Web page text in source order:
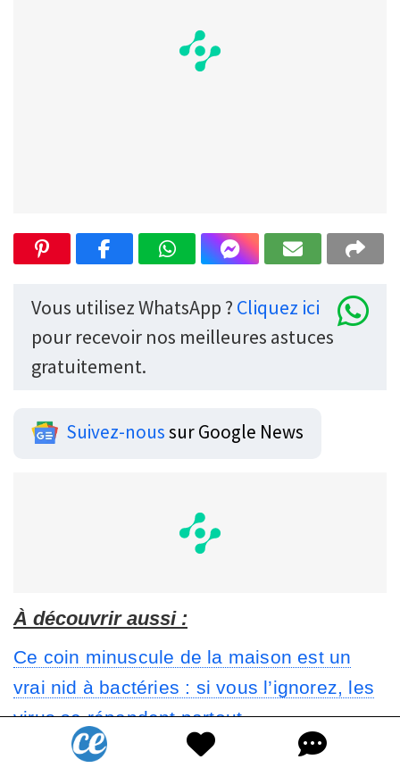
Vous utilisez WhatsApp ? Cliquez ici
pour recevoir nos meilleures astuces
gratuitement.
Suivez-noussur Google News
À découvrir aussi :
Ce coin minuscule de la maison est un
vrai nid à bactéries : si vous l’ignorez, les
virus se répandent partout
Votre Ordinateur Est un Nid à Microbes.